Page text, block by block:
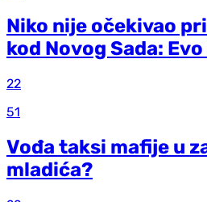
Niko nije očekivao
kod Novog Sada:
22
51
Vođa taksi mafije u
mladića?